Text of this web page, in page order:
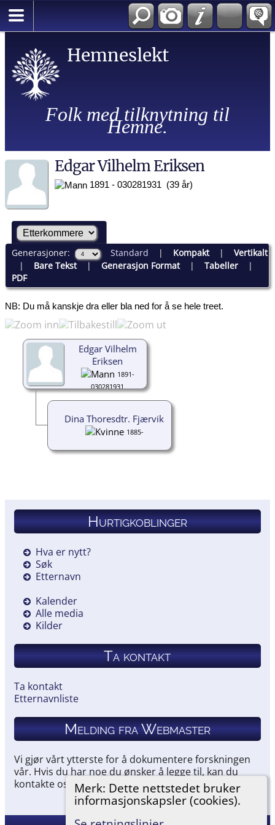
Hemneslekt
Folk med tilknytning til
Hemne.
Merk: Dette nettstedet bruker
informasjonskapsler (cookies).
Edgar Vilhelm Eriksen
1891 - 030281931 (39 år)
Generasjoner: Standard | Kompakt| Vertikalt
| Bare Tekst| Generasjon Format| Tabeller|
PDF
NB: Du må kanskje dra eller bla ned for å se hele treet.
Edgar Vilhelm
Eriksen
1891-
030281931
Dina Thoresdtr. Fjærvik
1885-
Hurtigkoblinger
Hva er nytt?
Søk
Etternavn
Kalender
Alle media
Kilder
Ta kontakt
Ta kontakt
Etternavnliste
Melding fra Webmaster
Vi gjør vårt ytterste for å dokumentere forskningen
vår. Hvis du har noe du ønsker å legge til, kan du
kontakte oss.